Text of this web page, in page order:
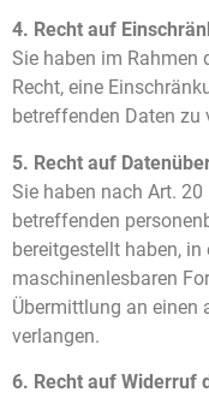
4. Recht auf
Sie haben im Rahmen
Recht, eine
betreffenden Daten zu
5. Recht auf
Sie haben nach Art. 20
betreffenden
bereitgestellt haben,
maschinenlesbaren
Übermittlung an einen
verlangen.
6. Recht auf Widerruf